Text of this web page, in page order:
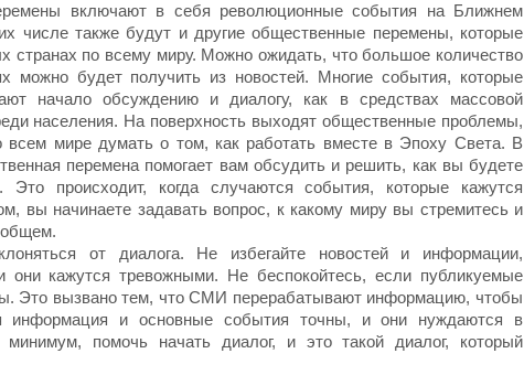
включают в себя революционные события на Ближнем
также будут и другие общественные перемены, которые
странах по всему миру. Можно ожидать, что большое количество
можно будет получить из новостей. Многие события, которые
начало обсуждению и диалогу, как в средствах массовой
населения. На поверхность выходят общественные проблемы,
всем мире думать о том, как работать вместе в Эпоху Света. В
перемена помогает вам обсудить и решить, как вы будете
происходит, когда случаются события, которые кажутся
вы начинаете задавать вопрос, к какому миру вы стремитесь и
общем.
от диалога. Не избегайте новостей и информации,
кажутся тревожными. Не беспокойтесь, если публикуемые
Это вызвано тем, что СМИ перерабатывают информацию, чтобы
информация и основные события точны, и они нуждаются в
помочь начать диалог, и это такой диалог, который